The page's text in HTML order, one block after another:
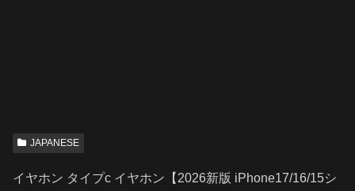
JAPANESE
イヤホン タイプc イヤホン【2026新版 iPhone17/16/15シ